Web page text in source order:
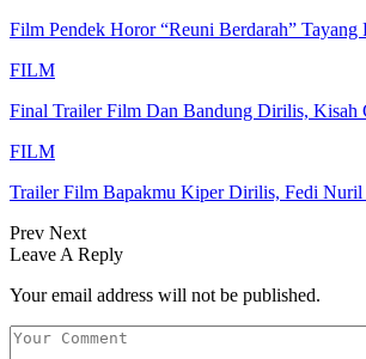
Film Pendek Horor “Reuni Berdarah”
FILM
Final Trailer Film Dan Bandung Dirilis,
FILM
Trailer Film Bapakmu Kiper Dirilis, Fedi
Prev Next
Leave A Reply
Your email address will not be published.